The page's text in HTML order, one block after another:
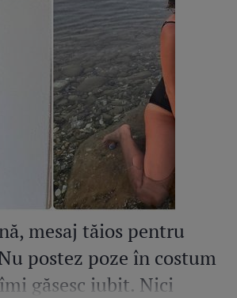
mesaj tăios pentru
postez poze în costum
găsesc iubit. Nici